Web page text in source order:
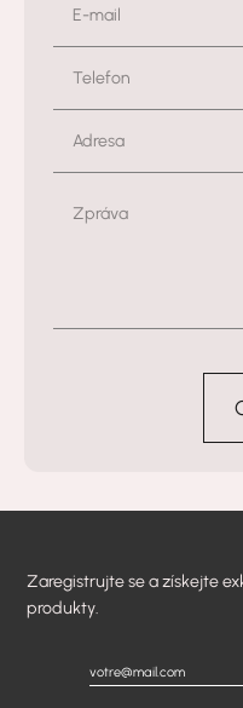
E-mail
Telefon
Adresa
Zpráva
Zaregistrujte se a získejte
produkty.